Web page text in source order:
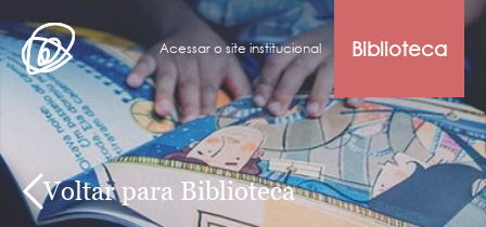
Acessar o site institucional Biblioteca
Voltar para Biblioteca